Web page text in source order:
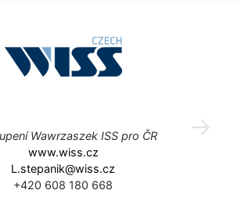
Wawrzaszek ISS pro ČR
www.wiss.cz
L.stepanik@wiss.cz
+420 608 180 668